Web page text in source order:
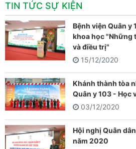
TIN TỨC SỰ KIỆN
Bệnh viện Quân y
khoa học "Những
và điều trị"
15/12/2020
Khánh thành tòa
Quân y 103 - Học
03/12/2020
Hội nghị Quân
năm 2020